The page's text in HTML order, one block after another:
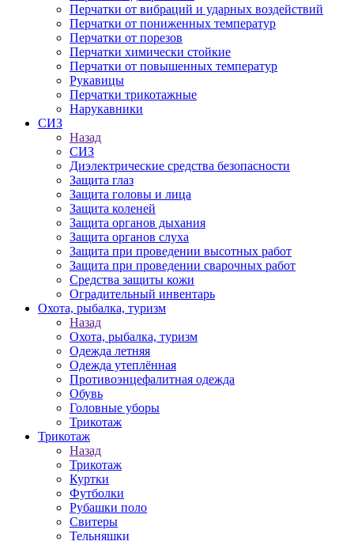
Перчатки от вибраций и ударных воздействий
Перчатки от пониженных температур
Перчатки от порезов
Перчатки химически стойкие
Перчатки от повышенных температур
Рукавицы
Перчатки трикотажные
Нарукавники
СИЗ
Назад
СИЗ
Диэлектрические средства безопасности
Защита глаз
Защита головы и лица
Защита коленей
Защита органов дыхания
Защита органов слуха
Защита при проведении высотных работ
Защита при проведении сварочных работ
Средства защиты кожи
Оградительный инвентарь
Охота, рыбалка, туризм
Назад
Охота, рыбалка, туризм
Одежда летняя
Одежда утеплённая
Противоэнцефалитная одежда
Обувь
Головные уборы
Трикотаж
Трикотаж
Назад
Трикотаж
Куртки
Футболки
Рубашки поло
Свитеры
Тельняшки